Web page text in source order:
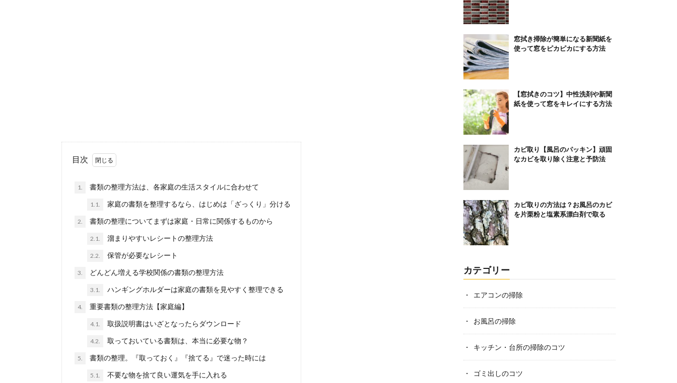
部屋を綺麗に保つコツ。最低限以下までモノを減らす意識を持つ
部屋を綺麗に保つコツ。 部屋を綺麗な状態で使い続けたい。 やろうと思わなくても、片付いた状
服の片付けを簡単にしたいのなら、洋服の数を減らすこと
服の片付けを簡単にしたい！ 自分がどのくらいの洋服を持っているのか、数えたことあります
か？ ...
デスクの整理！引き出しのポジションを明確に。デスクの整頓術
デスクの整理がなされている男性は、できるオトコの証です。 たかが引き出し、されど引き出
寝室の理想的な掃除頻度とおすすめの掃除方法を徹底解説
寝室は寝るだけだし、汚れも目立たないからとあまり掃除をしないという人の方が多いかもしれま
せん。 ...
目次
1. 書類の整理方法は、各家庭の生活スタイルに合わせて
1.1. 家庭の書類を整理するなら、はじめは「ざっくり」分ける
2. 書類の整理についてまずは家庭・日常に関係するものから
2.1. 溜まりやすいレシートの整理方法
2.2. 保管が必要なレシート
3. どんどん増える学校関係の書類の整理方法
3.1. ハンギングホルダーは家庭の書類を見やすく整理できる
4. 重要書類の整理方法【家庭編】
4.1. 取扱説明書はいざとなったらダウンロード
4.2. 取っておいている書類は、本当に必要な物？
5. 書類の整理。『取っておく』『捨てる』で迷った時には
5.1. 不要な物を捨て良い運気を手に入れる
窓拭き掃除が簡単になる新聞紙を
使って窓をピカピカにする方法
【窓拭きのコツ】中性洗剤や新聞
紙を使って窓をキレイにする方法
カビ取り【風呂のパッキン】頑固
なカビを取り除く注意と予防法
カビ取りの方法は？お風呂のカビ
を片栗粉と塩素系漂白剤で取る
カテゴリー
エアコンの掃除
お風呂の掃除
キッチン・台所の掃除のコツ
ゴミ出しのコツ